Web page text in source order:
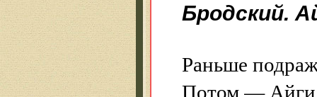
Бродский.
Раньше
Потом —